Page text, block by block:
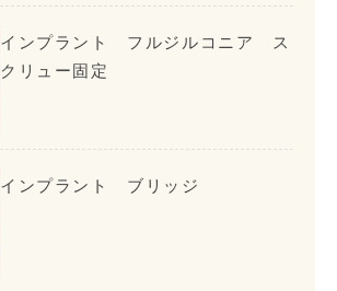
インプラント フルジルコニア ス
クリュー固定
インプラント ブリッジ